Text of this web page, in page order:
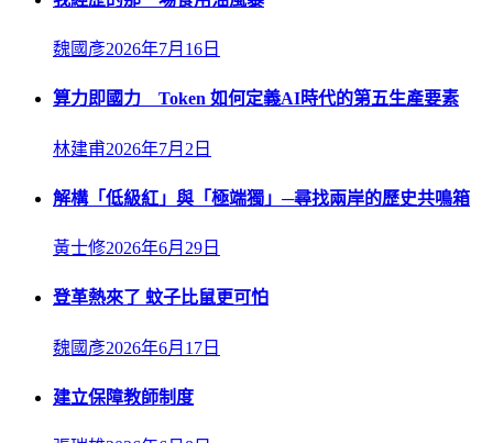
魏國彥2026年7月16日
算力即國力 Token 如何定義AI時代的第五生產要素
林建甫2026年7月2日
解構「低級紅」與「極端獨」─尋找兩岸的歷史共鳴箱
黃士修2026年6月29日
登革熱來了 蚊子比鼠更可怕
魏國彥2026年6月17日
建立保障教師制度